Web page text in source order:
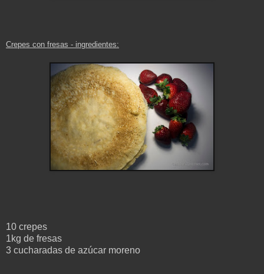
Crepes con fresas - ingredientes:
10 crepes
1kg de fresas
3 cucharadas de azúcar moreno